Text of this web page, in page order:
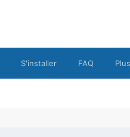
S'installer FAQ Plus